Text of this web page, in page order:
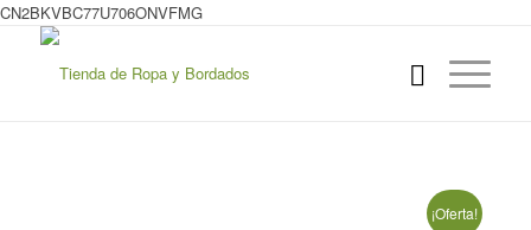
CN2BKVBC77U706ONVFMG
¡Oferta!